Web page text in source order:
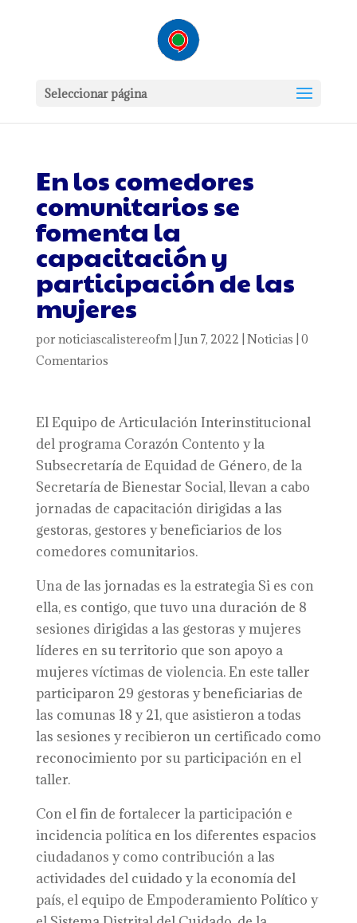
Seleccionar página
En los comedores
comunitarios se
fomenta la
capacitación y
participación de las
mujeres
por noticiascalistereofm| Jun 7, 2022 Noticias 0
Comentarios
El Equipo de Articulación Interinstitucional
del programa Corazón Contento y la
Subsecretaría de Equidad de Género, de la
Secretaría de Bienestar Social, llevan a cabo
jornadas de capacitación dirigidas a las
gestoras, gestores y beneficiarios de los
comedores comunitarios.
Una de las jornadas es la estrategia Si es con
ella, es contigo, que tuvo una duración de 8
sesiones dirigidas a las gestoras y mujeres
líderes en su territorio que son apoyo a
mujeres víctimas de violencia. En este taller
participaron 29 gestoras y beneficiarias de
las comunas 18 y 21, que asistieron a todas
las sesiones y recibieron un certificado como
reconocimiento por su participación en el
taller.
Con el fin de fortalecer la participación e
incidencia política en los diferentes espacios
ciudadanos y como contribución a las
actividades del cuidado y la economía del
país, el equipo de Empoderamiento Político y